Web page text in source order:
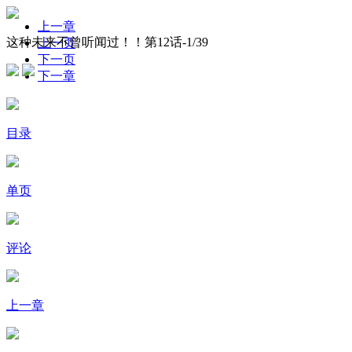
这种未来不曾听闻过！！第12话-1/39
上一章
上一页
下一页
下一章
目录
单页
评论
上一章